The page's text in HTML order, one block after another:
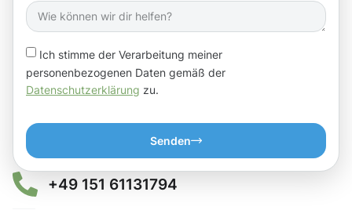
Ich stimme der Verarbeitung meiner
personenbezogenen Daten gemäß der
Datenschutzerklärung zu.
Senden
+49 151 61131794